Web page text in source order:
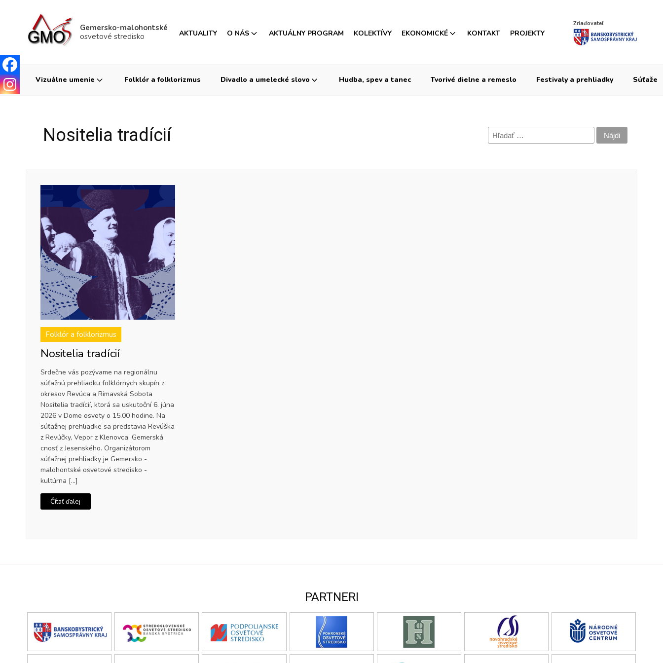
Gemersko-malohontské
osvetové stredisko
AKTUALITY O NÁS AKTUÁLNY PROGRAM KOLEKTÍVY EKONOMICKÉ KONTAKT PROJEKTY
Zriaďovateľ
Vizuálne umenie Folklór a folklorizmus Divadlo a umelecké slovo Hudba, spev a tanec Tvorivé dielne a remeslo Festivaly a prehliadky Súťaže
Nositelia tradícií Hľadať:
Folklór a folklorizmus
Nositelia tradícií
Srdečne vás pozývame na regionálnu
súťažnú prehliadku folklórnych skupín z
okresov Revúca a Rimavská Sobota
Nositelia tradícií, ktorá sa uskutoční 6. júna
2026 v Dome osvety o 15.00 hodine. Na
súťažnej prehliadke sa predstavia Revúška
z Revúčky, Vepor z Klenovca, Gemerská
cnosť z Jesenského. Organizátorom
súťažnej prehliadky je Gemersko -
malohontské osvetové stredisko -
kultúrna […]
Čítať ďalej
PARTNERI